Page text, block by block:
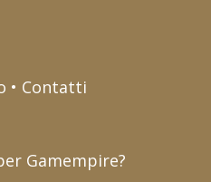
• Contatti
Gamempire?